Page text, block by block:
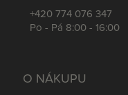
+420 774 076 347
Po - Pá 8:00 - 16:00
O NÁKUPU